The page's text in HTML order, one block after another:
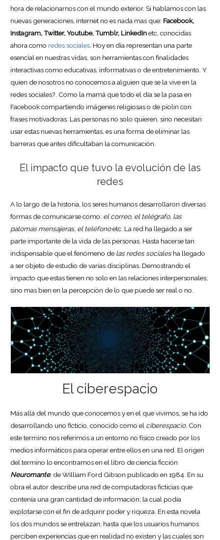
hora de relacionarnos con el mundo exterior. Si hablamos con las
nuevas generaciones, internet no es nada mas que: Facebook,
Instagram, Twitter, Youtube, Tumblr, LinkedInetc, conocidas
ahora como redes sociales. Hoy en día representan una parte
esencial en nuestras vidas, son herramientas con finalidades
interactivas como educativas, informativas o de entretenimiento. Y
quien de nosotros no conocemos a alguien que se la vive en la
redes sociales?. Como la mamá que todo el día se la pasa en
Facebook compartiendo imágenes religiosas o de piolin con
frases motivadoras. Las personas no solo quieren, sino necesitan
usar estas nuevas herramientas, es una forma de eliminar las
barreras que antes dificultaban la comunicación.
El impacto que tuvo la evolución de las
redes
A lo largo de la historia, los seres humanos desarrollaron diversas
formas de comunicarse como: el correo, el telégrafo, las
palomas mensajeras, el teléfonoetc. La red ha llegado a ser
parte importante de la vida de las personas. Hasta hacerse tan
indispensable que el fenómeno de las redes socialesha llegado
a ser objeto de estudio de varias disciplinas. Demostrando el
impacto que estas tienen no solo en las relaciones interpersonales;
sino mas bien en la percepción de lo que puede ser real o no.
El ciberespacio
Más allá del mundo que conocemos y en el que vivimos, se ha ido
desarrollando uno ficticio, conocido como el ciberespacio. Con
este termino nos referimos a un entorno no físico creado por los
medios informáticos para operar entre ellos en una red. El origen
del termino lo encontramos en el libro de ciencia ficción
Neuromante, de William Ford Gibson publicado en 1984. En su
obra el autor describe una red de computadoras ficticias que
contenía una gran cantidad de información; la cual podía
explotarse con el fin de adquirir poder y riqueza. En esta novela
los dos mundos se entrelazan; hasta que los usuarios humanos
perciben experiencias que en realidad no existen y las cuales son